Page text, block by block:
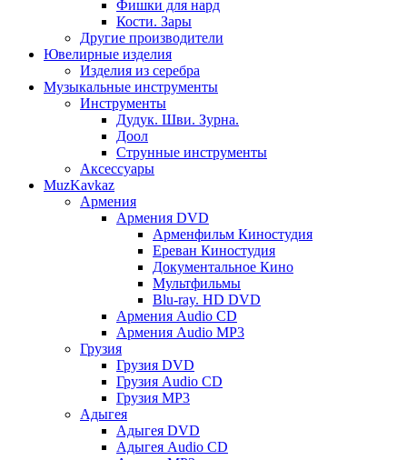
Фишки для нард
Кости. Зары
Другие производители
Ювелирные изделия
Изделия из серебра
Музыкальные инструменты
Инструменты
Дудук. Шви. Зурна.
Доол
Струнные инструменты
Аксессуары
MuzKavkaz
Армения
Армения DVD
Арменфильм Киностудия
Ереван Киностудия
Документальное Кино
Мультфильмы
Blu-ray. HD DVD
Армения Audio CD
Армения Audio MP3
Грузия
Грузия DVD
Грузия Audio CD
Грузия MP3
Адыгея
Адыгея DVD
Адыгея Audio CD